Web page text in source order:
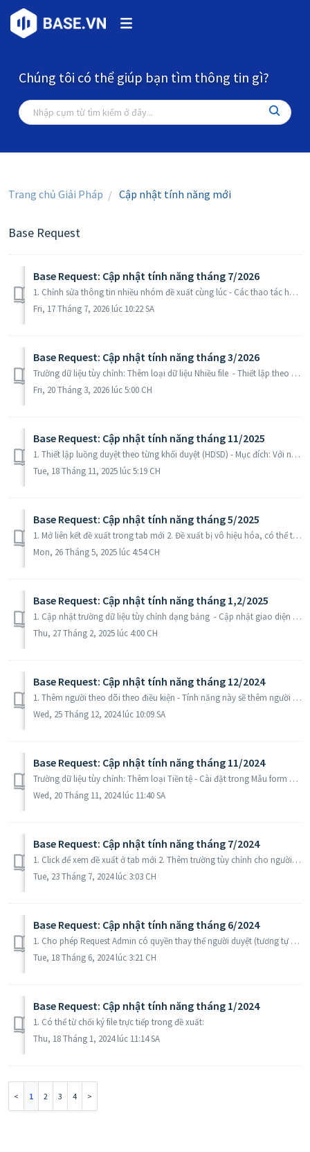
Chúng tôi có thể giúp bạn tìm thông tin gì?
Trang chủ Giải Pháp Cập nhật tính năng mới
Base Request
Base Request: Cập nhật tính năng tháng 7/2026
1. Chỉnh sửa thông tin nhiều nhóm đề xuất cùng lúc - Các thao tác hỗ trợ: + Bật/ Tắt thông báo qua email + Cài đặt SLA + Thay thế người duyệt - Owner ...
Fri, 17 Tháng 7, 2026 lúc 10:22 SA
Base Request: Cập nhật tính năng tháng 3/2026
Trường dữ liệu tùy chỉnh: Thêm loại dữ liệu Nhiều file - Thiết lập theo từng nhóm đề xuất, Tùy chỉnh >> Mẫu form đề xuất >> Thêm: chọn Loại d...
Fri, 20 Tháng 3, 2026 lúc 5:00 CH
Base Request: Cập nhật tính năng tháng 11/2025
1. Thiết lập luồng duyệt theo từng khối duyệt (HDSD) - Mục đích: Với những form đề xuất cần kết hợp các luồng duyệt lần lượt, đồng thời hoặc chỉ cần 1 ngư...
Tue, 18 Tháng 11, 2025 lúc 5:19 CH
Base Request: Cập nhật tính năng tháng 5/2025
1. Mở liên kết đề xuất trong tab mới 2. Đề xuất bị vô hiệu hóa, có thể tùy chọn vô hiệu hóa các file ký trong đề xuất đó - Khi quản trị hệ thống/ qu...
Mon, 26 Tháng 5, 2025 lúc 4:54 CH
Base Request: Cập nhật tính năng tháng 1,2/2025
1. Cập nhật trường dữ liệu tùy chỉnh dạng bảng - Cập nhật giao diện vào logic cách thiết lập trường dạng bảng, các cột định nghĩa dễ dàng hơn. - Trong từ...
Thu, 27 Tháng 2, 2025 lúc 4:00 CH
Base Request: Cập nhật tính năng tháng 12/2024
1. Thêm người theo dõi theo điều kiện - Tính năng này sẽ thêm người theo dõi tự động nếu thỏa mãn điều kiện được cài đặt trước. - Quản trị hệ thống và quả...
Wed, 25 Tháng 12, 2024 lúc 10:09 SA
Base Request: Cập nhật tính năng tháng 11/2024
Trường dữ liệu tùy chỉnh: Thêm loại Tiền tệ - Cài đặt trong Mẫu form đề xuất của từng nhóm đề xuất - Khi tạo đề xuất, tự động hiển thị số tiền bằng chữ ...
Wed, 20 Tháng 11, 2024 lúc 11:40 SA
Base Request: Cập nhật tính năng tháng 7/2024
1. Click để xem đề xuất ở tab mới 2. Thêm trường tùy chỉnh cho người duyệt khi duyệt đề xuất (HDSD) - Cài đặt trong từng nhóm đề xuất > Mẫu form p...
Tue, 23 Tháng 7, 2024 lúc 3:03 CH
Base Request: Cập nhật tính năng tháng 6/2024
1. Cho phép Request Admin có quyền thay thế người duyệt (tương tự như owner) - Trước đây, quyền này chỉ dành cho quản trị hệ thống, hiện tại cập nhât quyề...
Tue, 18 Tháng 6, 2024 lúc 3:21 CH
Base Request: Cập nhật tính năng tháng 1/2024
1. Có thể từ chối ký file trực tiếp trong đề xuất:
Thu, 18 Tháng 1, 2024 lúc 11:14 SA
1 2 3 4